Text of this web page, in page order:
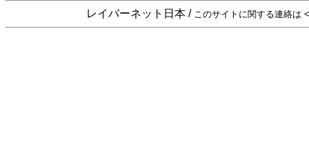
レイバーネット日本 / このサイトに関する連絡は